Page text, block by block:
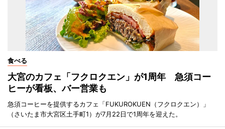
食べる
大宮のカフェ「フクロクエン」が1周年 急須コー
ヒーが看板、バー営業も
急須コーヒーを提供するカフェ「FUKUROKUEN（フクロクエン）」
（さいたま市大宮区土手町1）が7月22日で1周年を迎えた。